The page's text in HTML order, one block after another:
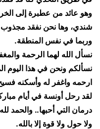
وهو عائد من عطبرة إلى
شندي، وها نحن نفقد
وربما في نفس المنطقة.
​نسأل الله لهما الرحمة
​نسألكم ونحن في هذا اليوم
ارحمه واغفر له وأسكنه
​لقد رحل أونسة في أيام
درمان التي أحبها.. والحمد
​ولا حول ولا قوة إلا بالله.